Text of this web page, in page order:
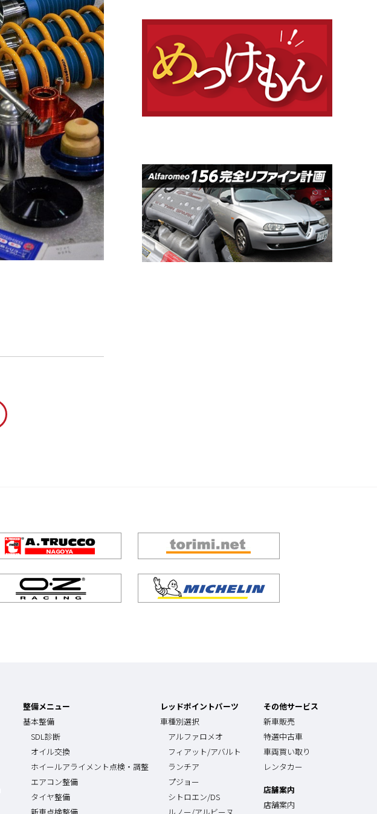
整備メニュー
基本整備
SDL診断
オイル交換
ホイールアライメント点検・調整
エアコン整備
タイヤ整備
レッドポイントパーツ
車種別選択
アルファロメオ
フィアット/アバルト
ランチア
プジョー
シトロエン/DS
その他サービス
新車販売
特選中古車
車両買い取り
レンタカー
店舗案内
店舗案内